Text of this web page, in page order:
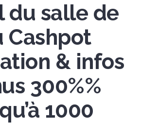
du salle de
Cashpot
& infos
300%%
1000